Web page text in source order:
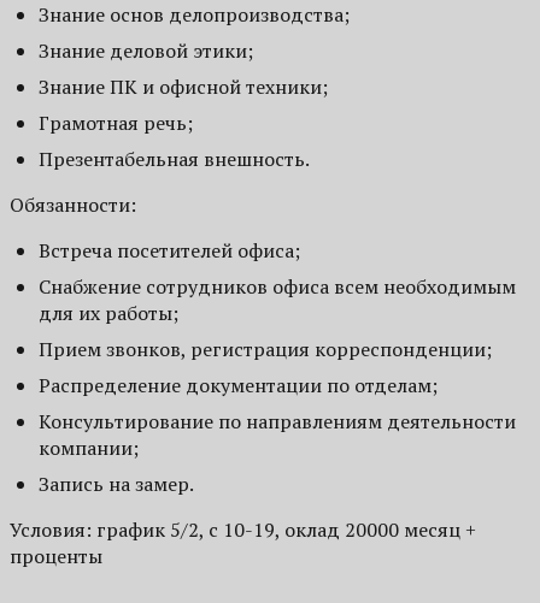
Знание основ делопроизводства;
Знание деловой этики;
Знание ПК и офисной техники;
Грамотная речь;
Презентабельная внешность.
Обязанности:
Встреча посетителей офиса;
Снабжение сотрудников офиса всем необходимым
для их работы;
Прием звонков, регистрация корреспонденции;
Распределение документации по отделам;
Консультирование по направлениям деятельности
компании;
Запись на замер.
Условия: график 5/2, с 10-19, оклад 20000 месяц +
проценты